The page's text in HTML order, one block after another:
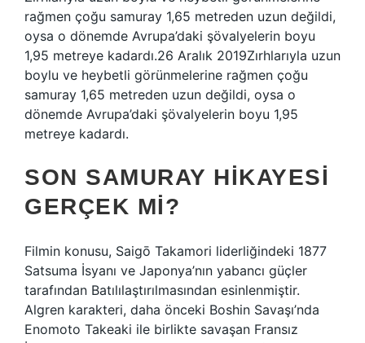
rağmen çoğu samuray 1,65 metreden uzun değildi,
oysa o dönemde Avrupa’daki şövalyelerin boyu
1,95 metreye kadardı.26 Aralık 2019Zırhlarıyla uzun
boylu ve heybetli görünmelerine rağmen çoğu
samuray 1,65 metreden uzun değildi, oysa o
dönemde Avrupa’daki şövalyelerin boyu 1,95
metreye kadardı.
SON SAMURAY HIKAYESI
GERÇEK MI?
Filmin konusu, Saigō Takamori liderliğindeki 1877
Satsuma İsyanı ve Japonya’nın yabancı güçler
tarafından Batılılaştırılmasından esinlenmiştir.
Algren karakteri, daha önceki Boshin Savaşı’nda
Enomoto Takeaki ile birlikte savaşan Fransız